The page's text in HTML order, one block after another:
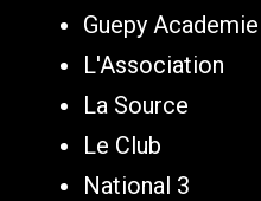
Guepy Academie
L'Association
La Source
Le Club
National 3